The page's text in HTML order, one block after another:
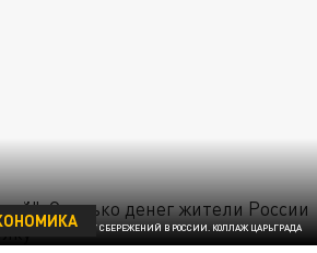
ЦБ ВЫСЧИТАЛ НОРМУ СБЕРЕЖЕНИЙ В РОССИИ. КОЛЛАЖ ЦАРЬГРАДА